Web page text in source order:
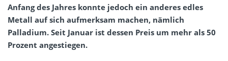
Anfang des Jahres konnte jedoch ein anderes edles
Metall auf sich aufmerksam machen, nämlich
Palladium. Seit Januar ist dessen Preis um mehr als 50
Prozent angestiegen.